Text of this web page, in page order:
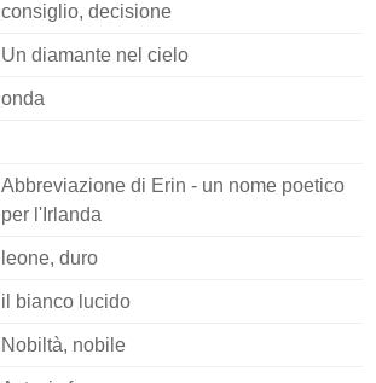
consiglio, decisione
Un diamante nel cielo
onda
Abbreviazione di Erin - un nome poetico
per l'Irlanda
leone, duro
il bianco lucido
Nobiltà, nobile